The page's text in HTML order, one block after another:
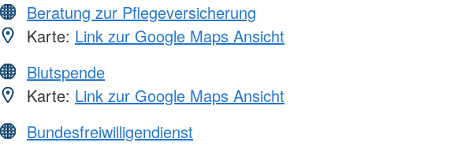
Beratung zur Pflegeversicherung
Karte: Link zur Google Maps Ansicht
Blutspende
Karte: Link zur Google Maps Ansicht
Bundesfreiwilligendienst